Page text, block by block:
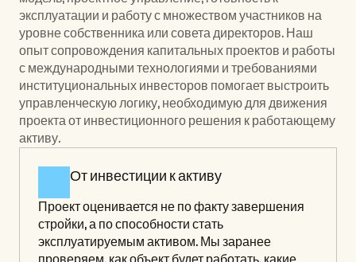
эксплуатации и работу с множеством участников на
уровне собственника или совета директоров. Наш
опыт сопровождения капитальных проектов и работы
с международными технологиями и требованиями
институциональных инвесторов помогает выстроить
управленческую логику, необходимую для движения
проекта от инвестиционного решения к работающему
активу.
От инвестиции к активу
Проект оценивается не по факту завершения
стройки, а по способности стать
эксплуатируемым активом. Мы заранее